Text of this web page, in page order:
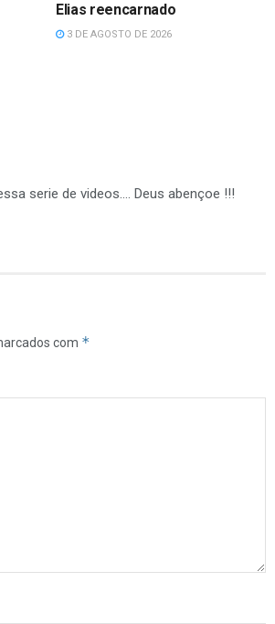
Elias reencarnado
3 DE AGOSTO DE 2026
serie de videos…. Deus abençoe !!!
com *